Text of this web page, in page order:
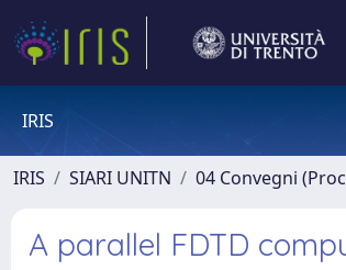
IRIS
IRIS SIARI UNITN 04 Convegni
A parallel FDTD